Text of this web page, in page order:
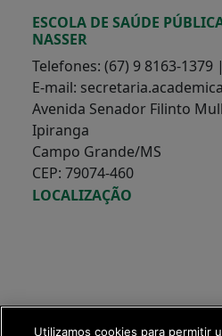
ESCOLA DE SAÚDE
NASSER
Telefones: (67) 9 8163-1379
E-mail:
Avenida Senador Filinto
Ipiranga
Campo Grande/MS
CEP: 79074-460
LOCALIZAÇÃO
Utilizamos cookies para permitir